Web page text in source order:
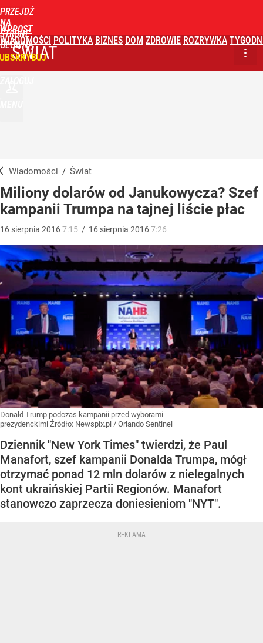
PRZEJDŹ
NA
STRONĘ
GŁÓWNĄ
WPROST
WIADOMOŚCI POLITYKA BIZNES DOM ZDROWIE ROZRYWKA
ŚWIAT
Wiadomości / Świat
Miliony dolarów od Janukowycza? Szef
kampanii Trumpa na tajnej liście płac
16 sierpnia 20167:15 / 16 sierpnia 20167:26
Donald Trump podczas kampanii przed wyborami
prezydenckimi Źródło: Newspix.pl / Orlando Sentinel
Dziennik "New York Times" twierdzi, że Paul
Manafort, szef kampanii Donalda Trumpa, mógł
otrzymać ponad 12 mln dolarów z nielegalnych
kont ukraińskiej Partii Regionów. Manafort
stanowczo zaprzecza doniesieniom "NYT".